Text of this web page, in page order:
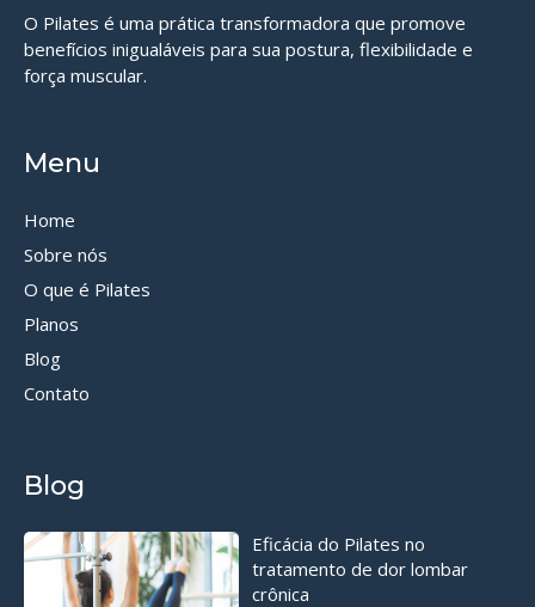
O Pilates é uma prática transformadora que promove
benefícios inigualáveis para sua postura, flexibilidade e
força muscular.
Menu
Home
Sobre nós
O que é Pilates
Planos
Blog
Contato
Blog
Eficácia do Pilates no
tratamento de dor lombar
crônica